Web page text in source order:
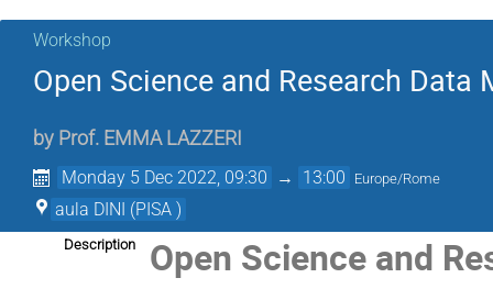
Workshop
Open Science and Research
by Prof. EMMA LAZZERI
Monday 5 Dec 2022, 09:30 → 13:00 Europe/Rome
aula DINI (PISA )
Description
Open Science and